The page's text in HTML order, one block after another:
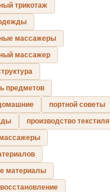
трикотаж
массажеры
массажер
предметов
портной советы
производство текстиля
материалы